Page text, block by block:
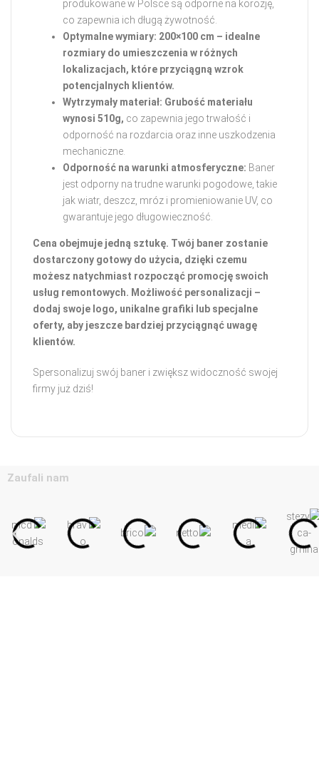
produkowane w Polsce są odporne na korozję,
co zapewnia ich długą żywotność.
Optymalne wymiary: 200×100 cm – idealne
rozmiary do umieszczenia w różnych
lokalizacjach, które przyciągną wzrok
potencjalnych klientów.
Wytrzymały materiał: Grubość materiału
wynosi 510g, co zapewnia jego trwałość i
odporność na rozdarcia oraz inne uszkodzenia
mechaniczne.
Odporność na warunki atmosferyczne: Baner
jest odporny na trudne warunki pogodowe, takie
jak wiatr, deszcz, mróz i promieniowanie UV, co
gwarantuje jego długowieczność.
Cena obejmuje jedną sztukę. Twój baner zostanie
dostarczony gotowy do użycia, dzięki czemu
możesz natychmiast rozpocząć promocję swoich
usług remontowych. Możliwość personalizacji –
dodaj swoje logo, unikalne grafiki lub specjalne
oferty, aby jeszcze bardziej przyciągnąć uwagę
klientów.
Spersonalizuj swój baner i zwiększ widoczność swojej
firmy już dziś!
Zaufali nam